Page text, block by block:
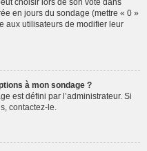
en jours du sondage (mettre « 0 »
aux utilisateurs de modifier leur
à mon sondage ?
est défini par l’administrateur. Si
contactez-le.